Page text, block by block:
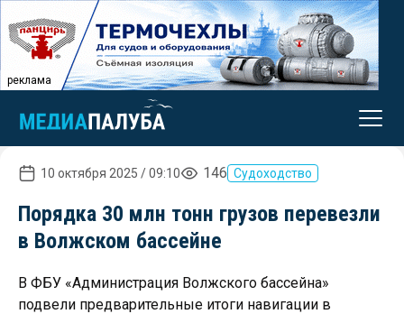
реклама
10 октября 2025 / 09:10 146 Судоходство
Порядка 30 млн тонн грузов перевезли
в Волжском бассейне
В ФБУ «Администрация Волжского бассейна»
подвели предварительные итоги навигации в